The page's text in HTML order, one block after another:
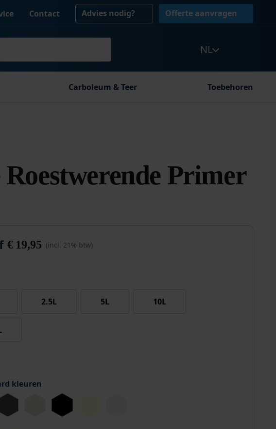
Contact Advies nodig? Offerte aanvragen
NL
Carboleum & Teer Toebehoren
Primer
€19,95 (incl. 21% btw)
2.5L 5L 10L
kleuren